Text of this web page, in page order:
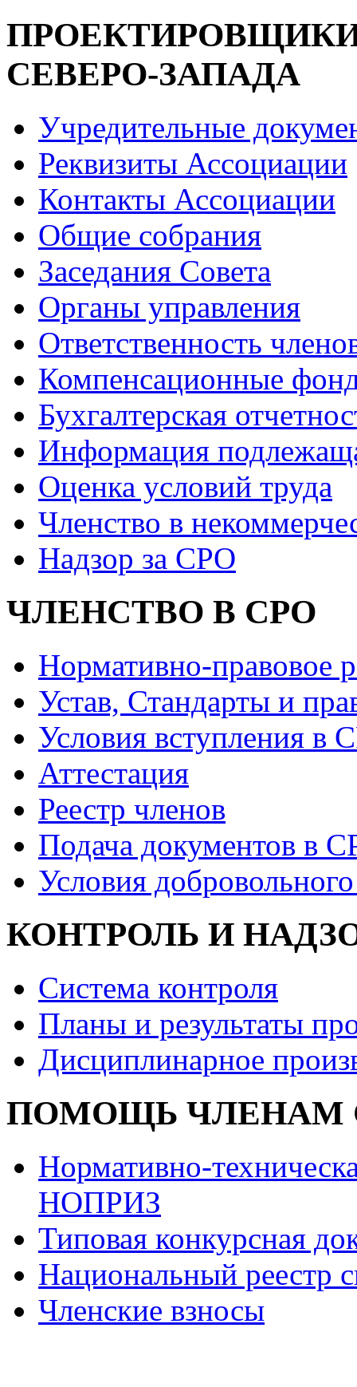
СЕВЕРО-ЗАПАДА
Учредительные
Реквизиты Ассоциации
Контакты Ассоциации
Общие собрания
Заседания Совета
Органы управления
Ответственность
Компенсационные
Бухгалтерская
Информация
Оценка условий труда
Членство в
Надзор за СРО
ЧЛЕНСТВО В СРО
Нормативно-правовое
Устав, Стандарты и
Условия вступления в
Аттестация
Реестр членов
Подача документов в
Условия
КОНТРОЛЬ И
Система контроля
Планы и результаты
Дисциплинарное
ПОМОЩЬ ЧЛЕНАМ
Нормативно-
НОПРИЗ
Типовая конкурсная
Национальный реестр
Членские взносы